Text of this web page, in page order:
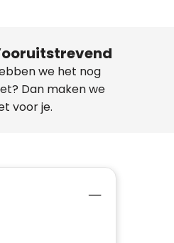
we het nog
Dan maken we
voor je.